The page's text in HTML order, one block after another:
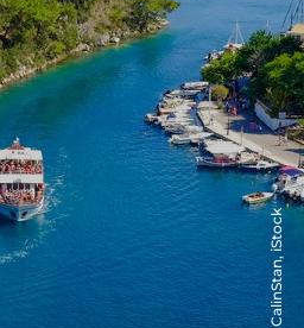
CalinStan, iStock